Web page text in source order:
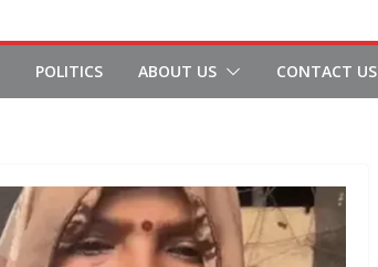
POLITICS ABOUT US CONTACT US